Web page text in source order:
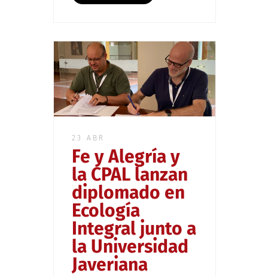
23 ABR
Fe y Alegría y
la CPAL lanzan
diplomado en
Ecología
Integral junto a
la Universidad
Javeriana